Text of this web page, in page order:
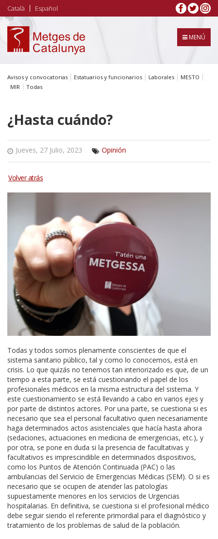
Pasar
al
contenido
principal
Català Español
MENÚ
Avisos y convocatorias Estatuarios y funcionarios Laborales
MESTO
MIR
Todas
¿Hasta cuándo?
Jueves, 27 Julio, 2023 Opinión
Todas y todos somos plenamente conscientes de que el
sistema sanitario público, tal y como lo conocemos, está en
crisis. Lo que quizás no tenemos tan interiorizado es que, de un
tiempo a esta parte, se está cuestionando el papel de los
profesionales médicos en la misma estructura del sistema. Y
este cuestionamiento se está llevando a cabo en varios ejes y
por parte de distintos actores. Por una parte, se cuestiona si es
necesario que sea el personal facultativo quien necesariamente
haga determinados actos asistenciales que hacía hasta ahora
(sedaciones, actuaciones en medicina de emergencias, etc.), y
por otra, se pone en duda si la presencia de facultativas y
facultativos es imprescindible en determinados dispositivos,
como los Puntos de Atención Continuada (PAC) o las
ambulancias del Servicio de Emergencias Médicas (SEM). O si es
necesario que se ocupen de atender las patologías
supuestamente menores en los servicios de Urgencias
hospitalarias. En definitiva, se cuestiona si el profesional médico
debe seguir siendo el referente primordial para el diagnóstico y
tratamiento de los problemas de salud de la población.